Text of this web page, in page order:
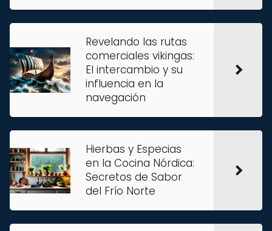
Revelando las rutas
comerciales vikingas:
El intercambio y su
influencia en la
navegación
Hierbas y Especias
en la Cocina Nórdica:
Secretos de Sabor
del Frío Norte